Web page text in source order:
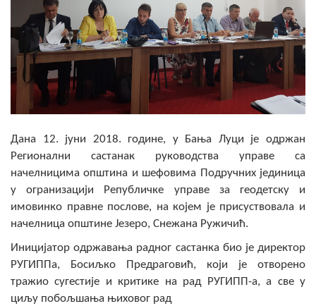
СКУПШТИНА
Статут Општине
Скупштинско вијеће општине језеро
Састав Скупштине
Службени Гласници
ОПШТИНСКА УПРАВА
Вијести
Активности
Јавни позиви
Дана 12. јуни 2018. године, у Бања Луци је одржан
Регионални састанак руководства управе са
начелницима општина и шефовима Подручних јединица
у огранизацији Републичке управе за геодетску и
имовинко правне послове, на којем је присуствовала и
начелница општине Језеро, Снежана Ружичић.
Иницијатор одржавања радног састанка био је директор
РУГИППа, Босиљко Предраговић, који је отворено
тражио сугестије и критике на рад РУГИПП-а, а све у
циљу побољшања њиховог рад